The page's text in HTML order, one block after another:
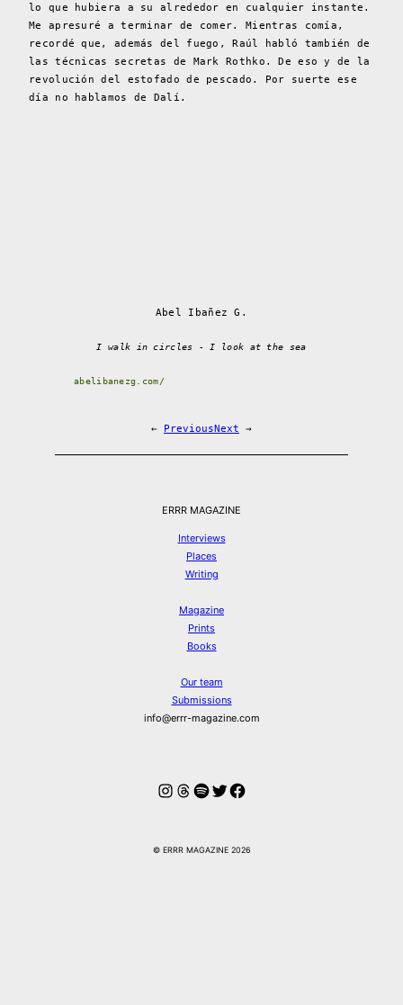
lo que hubiera a su alrededor en cualquier instante.
Me apresuré a terminar de comer. Mientras comía,
recordé que, además del fuego, Raúl habló también de
las técnicas secretas de Mark Rothko. De eso y de la
revolución del estofado de pescado. Por suerte ese
día no hablamos de Dalí.
Abel Ibañez G.
I walk in circles - I look at the sea
abelibanezg.com/
← PreviousNext →
ERRR MAGAZINE
Interviews
Places
Writing
Magazine
Prints
Books
Our team
Submissions
info@errr-magazine.com
Instagram
Threads
Spotify
Twitter
Facebook
© ERRR MAGAZINE 2026